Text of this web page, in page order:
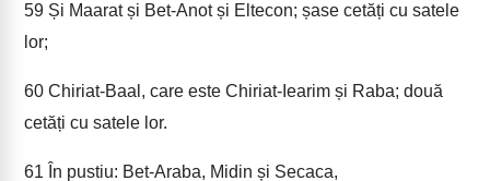
59 Și Maarat și Bet-Anot și Eltecon; șase cetăți cu satele
lor;
60 Chiriat-Baal, care este Chiriat-Iearim și Raba; două
cetăți cu satele lor.
61 În pustiu: Bet-Araba, Midin și Secaca,